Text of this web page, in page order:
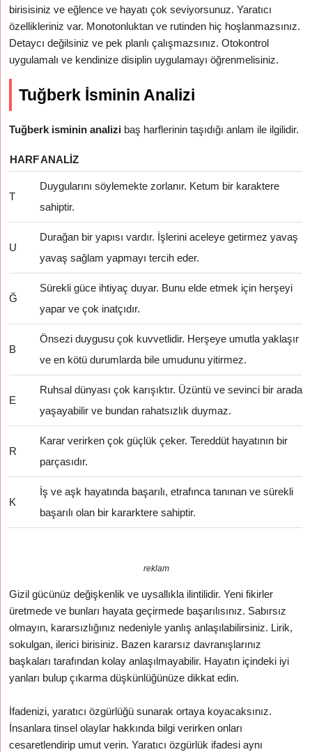
birisisiniz ve eğlence ve hayatı çok seviyorsunuz. Yaratıcı
özellikleriniz var. Monotonluktan ve rutinden hiç hoşlanmazsınız.
Detaycı değilsiniz ve pek planlı çalışmazsınız. Otokontrol
uygulamalı ve kendinize disiplin uygulamayı öğrenmelisiniz.
Tuğberk İsminin Analizi
Tuğberk isminin analizi baş harflerinin taşıdığı anlam ile ilgilidir.
HARFANALIZ
T
Duygularını söylemekte zorlanır. Ketum bir karaktere
sahiptir.
U
Durağan bir yapısı vardır. İşlerini aceleye getirmez yavaş
yavaş sağlam yapmayı tercih eder.
Ğ
Sürekli güce ihtiyaç duyar. Bunu elde etmek için herşeyi
yapar ve çok inatçıdır.
B
Önsezi duygusu çok kuvvetlidir. Herşeye umutla yaklaşır
ve en kötü durumlarda bile umudunu yitirmez.
E
Ruhsal dünyası çok karışıktır. Üzüntü ve sevinci bir arada
yaşayabilir ve bundan rahatsızlık duymaz.
R
Karar verirken çok güçlük çeker. Tereddüt hayatının bir
parçasıdır.
K
İş ve aşk hayatında başarılı, etrafınca tanınan ve sürekli
başarılı olan bir kararktere sahiptir.
reklam
Gizil gücünüz değişkenlik ve uysallıkla ilintilidir. Yeni fikirler
üretmede ve bunları hayata geçirmede başarılısınız. Sabırsız
olmayın, kararsızlığınız nedeniyle yanlış anlaşılabilirsiniz. Lirik,
sokulgan, ilerici birisiniz. Bazen kararsız davranışlarınız
başkaları tarafından kolay anlaşılmayabilir. Hayatın içindeki iyi
yanları bulup çıkarma düşkünlüğünüze dikkat edin.
İfadenizi, yaratıcı özgürlüğü sunarak ortaya koyacaksınız.
İnsanlara tinsel olaylar hakkında bilgi verirken onları
cesaretlendirip umut verin. Yaratıcı özgürlük ifadesi aynı